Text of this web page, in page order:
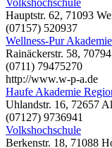
Volkshochschule
Hauptstr. 62, 71093
(07157) 520937
Wellness-Pur Akademie
Rainäckerstr. 58,
(0711) 79475270
http://www.w-p-a.de
Haufe Akademie
Uhlandstr. 16, 72657
(07127) 9736941
Volkshochschule
Berkenstr. 18, 71088